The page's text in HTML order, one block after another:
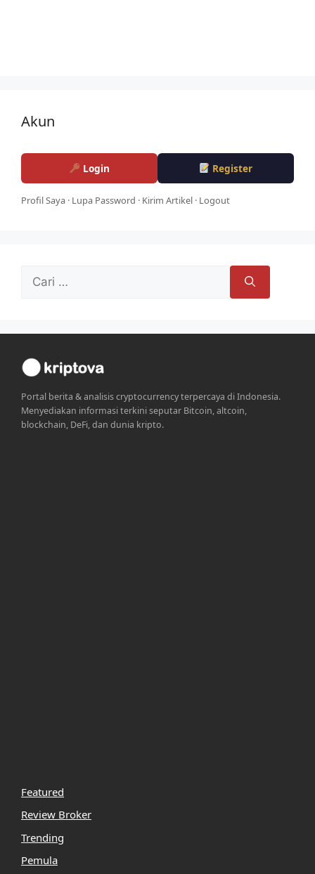
Akun
Login Register
Profil Saya · Lupa Password · Kirim Artikel · Logout
untuk:
Portal berita & analisis cryptocurrency terpercaya di Indonesia.
Menyediakan informasi terkini seputar Bitcoin, altcoin,
blockchain, DeFi, dan dunia kripto.
Featured
Review Broker
Trending
Pemula